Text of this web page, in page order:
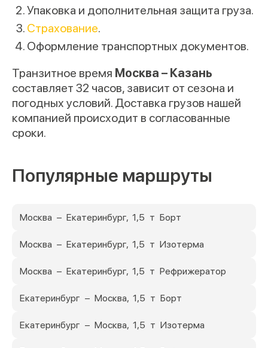
Упаковка и дополнительная защита груза.
Страхование.
Оформление транспортных документов.
Транзитное время Москва – Казань
составляет 32 часов, зависит от сезона и
погодных условий. Доставка грузов нашей
компанией происходит в согласованные
сроки.
Популярные маршруты
Москва – Екатеринбург, 1,5 т Борт
Москва – Екатеринбург, 1,5 т Изотерма
Москва – Екатеринбург, 1,5 т Рефрижератор
Екатеринбург – Москва, 1,5 т Борт
Екатеринбург – Москва, 1,5 т Изотерма